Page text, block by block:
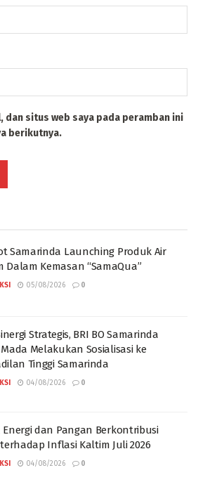
dan situs web saya pada peramban ini
berikutnya.
Samarinda Launching Produk Air
Dalam Kemasan “SamaQua”
05/08/2026 0
Strategis, BRI BO Samarinda
Melakukan Sosialisasi ke
Tinggi Samarinda
04/08/2026 0
Energi dan Pangan Berkontribusi
Inflasi Kaltim Juli 2026
04/08/2026 0